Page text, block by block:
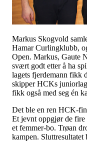
Markus Skogvold
Hamar Curlingklubb,
Open. Markus, Gaute
svært godt etter å ha
lagets fjerdemann fikk
skipper HCKs
fikk også med seg én
Det ble en ren HCK-
Et jevnt oppgjør de fire
et femmer-bo. Trøan
kampen. Sluttresultatet